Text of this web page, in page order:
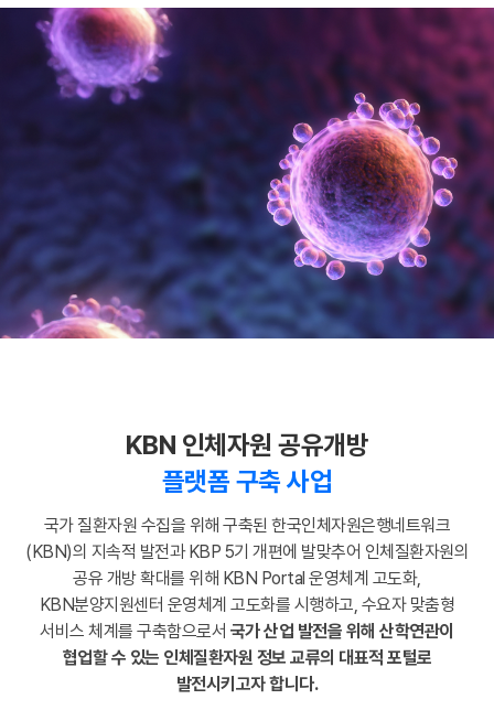
KBN 인체자원 공유개방
플랫폼 구축 사업
국가 질환자원 수집을 위해 구축된 한국인체자원은행네트워크
(KBN)의 지속적 발전과 KBP 5기 개편에 발맞추어 인체질환자원의
공유 개방 확대를 위해 KBN Portal 운영체계 고도화,
KBN분양지원센터 운영체계 고도화를 시행하고, 수요자 맞춤형
서비스 체계를 구축함으로서 국가 산업 발전을 위해 산학연관이
협업할 수 있는 인체질환자원 정보 교류의 대표적 포털로
발전시키고자 합니다.